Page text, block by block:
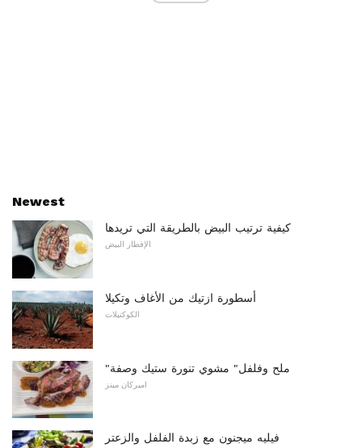
Newest
كيفية ترتيب البيض بالطريقة التي تريدها
الإفطار البيض
أسطورة ازتيك من الأغاف وتكيلا
الكوكتيلات
"ملح وفلفل" مشوي تنورة ستيك وصفة
اميركان مينز
فيليه ميجنون مع زبدة الفلفل والزعتر